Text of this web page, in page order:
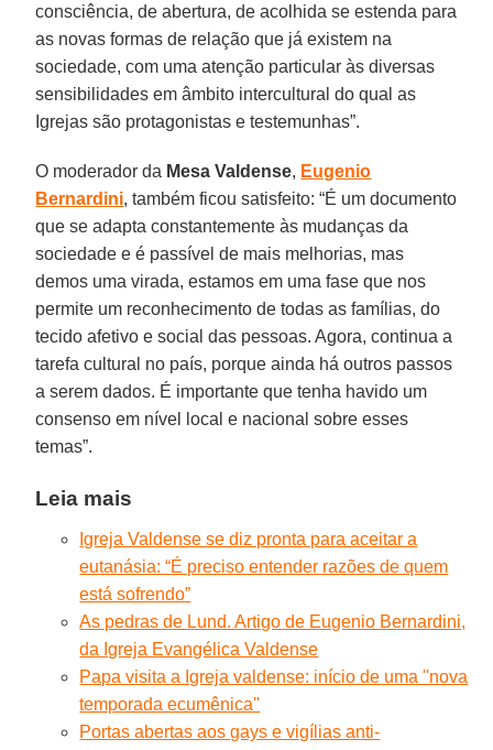
consciência, de abertura, de acolhida se estenda para
as novas formas de relação que já existem na
sociedade, com uma atenção particular às diversas
sensibilidades em âmbito intercultural do qual as
Igrejas são protagonistas e testemunhas”.
O moderador da Mesa Valdense, Eugenio
Bernardini, também ficou satisfeito: “É um documento
que se adapta constantemente às mudanças da
sociedade e é passível de mais melhorias, mas
demos uma virada, estamos em uma fase que nos
permite um reconhecimento de todas as famílias, do
tecido afetivo e social das pessoas. Agora, continua a
tarefa cultural no país, porque ainda há outros passos
a serem dados. É importante que tenha havido um
consenso em nível local e nacional sobre esses
temas”.
Leia mais
Igreja Valdense se diz pronta para aceitar a
eutanásia: “É preciso entender razões de quem
está sofrendo”
As pedras de Lund. Artigo de Eugenio Bernardini,
da Igreja Evangélica Valdense
Papa visita a Igreja valdense: início de uma ''nova
temporada ecumênica''
Portas abertas aos gays e vigílias anti-